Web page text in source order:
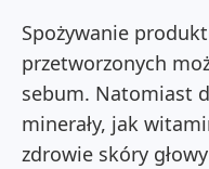
Spożywanie
przetworzonych
sebum. Natomiast
minerały, jak
zdrowie skóry